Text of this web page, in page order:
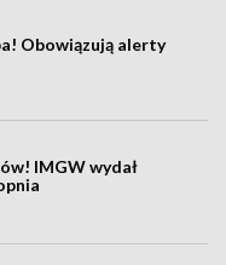
Obowiązują alerty
IMGW wydał